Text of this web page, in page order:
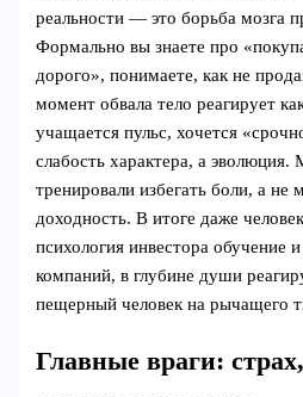
реальности — это борьба мозга
Формально вы знаете про
дорого», понимаете, как не
момент обвала тело реагирует
учащается пульс, хочется
слабость характера, а
тренировали избегать боли, а не
доходность. В итоге даже
психология инвестора обучение
компаний, в глубине души
пещерный человек на рычащего
Главные враги: